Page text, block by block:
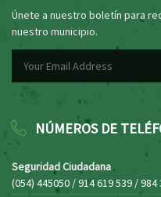
Únete a nuestro boletín para
nuestro municipio.
NÚMEROS DE
Seguridad Ciudadana
(054) 445050 / 914 619 539 / 984